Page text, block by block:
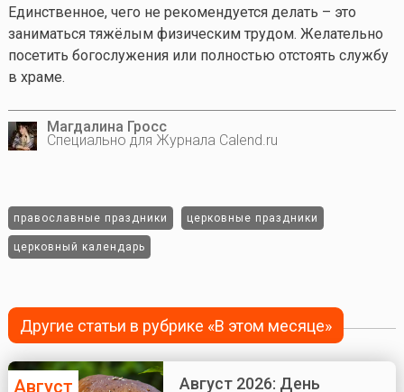
Единственное, чего не рекомендуется делать – это
заниматься тяжёлым физическим трудом. Желательно
посетить богослужения или полностью отстоять службу
в храме.
Магдалина Гросс
Специально для Журнала Calend.ru
православные праздники церковные праздники
церковный календарь
Другие статьи в рубрике «В этом месяце»
Август Август 2026: День